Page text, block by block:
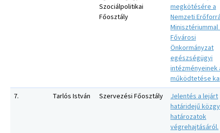
Szociálpolitikai
Főosztály
megkötésére a
Nemzeti
Minisztériummal
Fővárosi
Önkormányzat
egészségügyi
intézményeinek
működtetése
7.
Tarlós István Szervezési Főosztály
Jelentés a lejárt
határidejű
határozatok
végrehajtásáról.